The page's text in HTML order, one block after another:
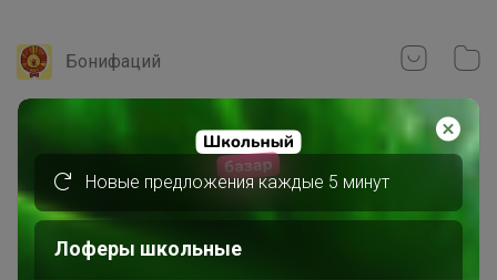
Бонифаций
Новые предложения каждые 5 минут
Лоферы школьные